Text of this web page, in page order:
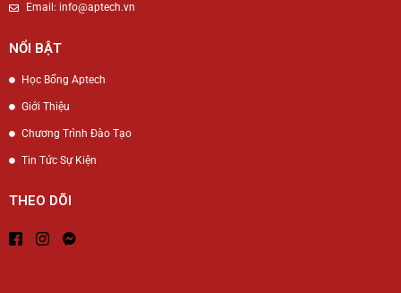
Email: info@aptech.vn
NỔI BẬT
Học Bổng Aptech
Giới Thiệu
Chương Trình Đào Tạo
Tin Tức Sự Kiện
THEO DÕI